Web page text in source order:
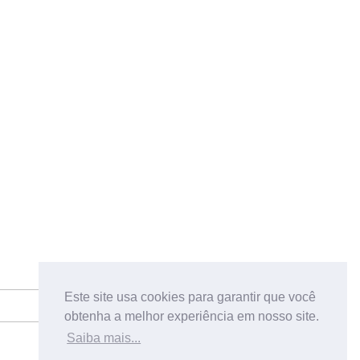
Este site usa cookies para garantir que você
obtenha a melhor experiência em nosso site.
Saiba mais...